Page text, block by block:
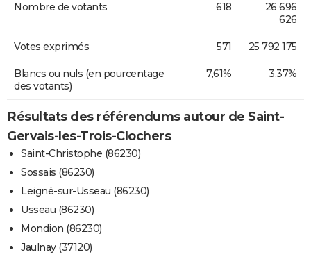
Nombre de votants 618
26 696
626
Votes exprimés 571 25 792 175
Blancs ou nuls (en pourcentage
des votants)
7,61% 3,37%
Résultats des référendums autour de Saint-
Gervais-les-Trois-Clochers
Saint-Christophe (86230)
Sossais (86230)
Leigné-sur-Usseau (86230)
Usseau (86230)
Mondion (86230)
Jaulnay (37120)